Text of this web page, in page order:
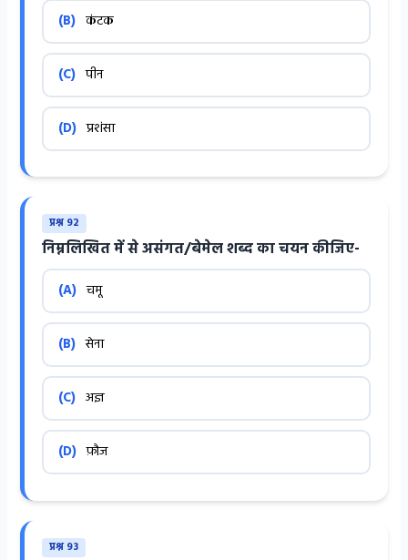
(B) कंटक
(C) पीन
(D) प्रशंसा
प्रश्न 92
निम्नलिखित में से असंगत/बेमेल शब्द का चयन कीजिए-
(A) चमू
(B) सेना
(C) अज्ञ
(D) फ़ौज
प्रश्न 93